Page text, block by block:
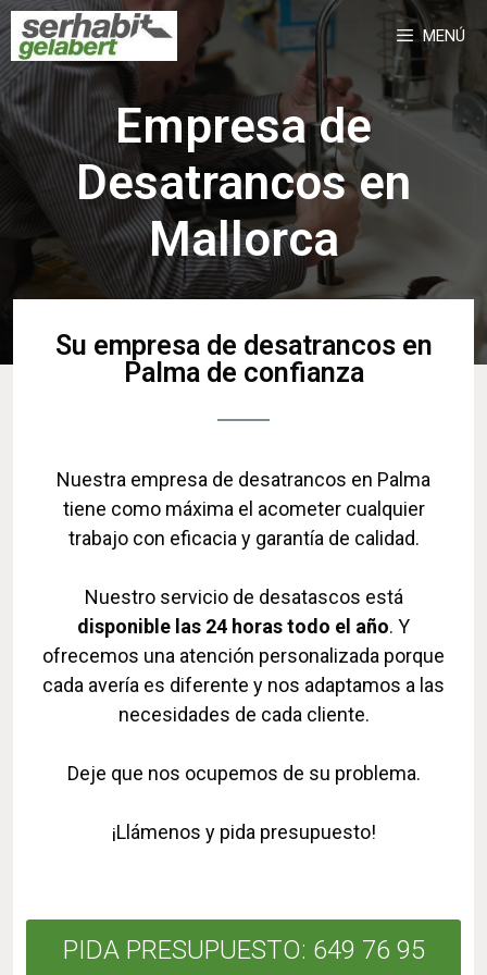
MENÚ
Empresa de
Desatrancos en
Mallorca
Su empresa de desatrancos en
Palma de confianza
Nuestra empresa de desatrancos en Palma
tiene como máxima el acometer cualquier
trabajo con eficacia y garantía de calidad.
Nuestro servicio de desatascos está
disponible las 24 horas todo el año. Y
ofrecemos una atención personalizada porque
cada avería es diferente y nos adaptamos a las
necesidades de cada cliente.
Deje que nos ocupemos de su problema.
¡Llámenos y pida presupuesto!
PIDA PRESUPUESTO: 649 76 95